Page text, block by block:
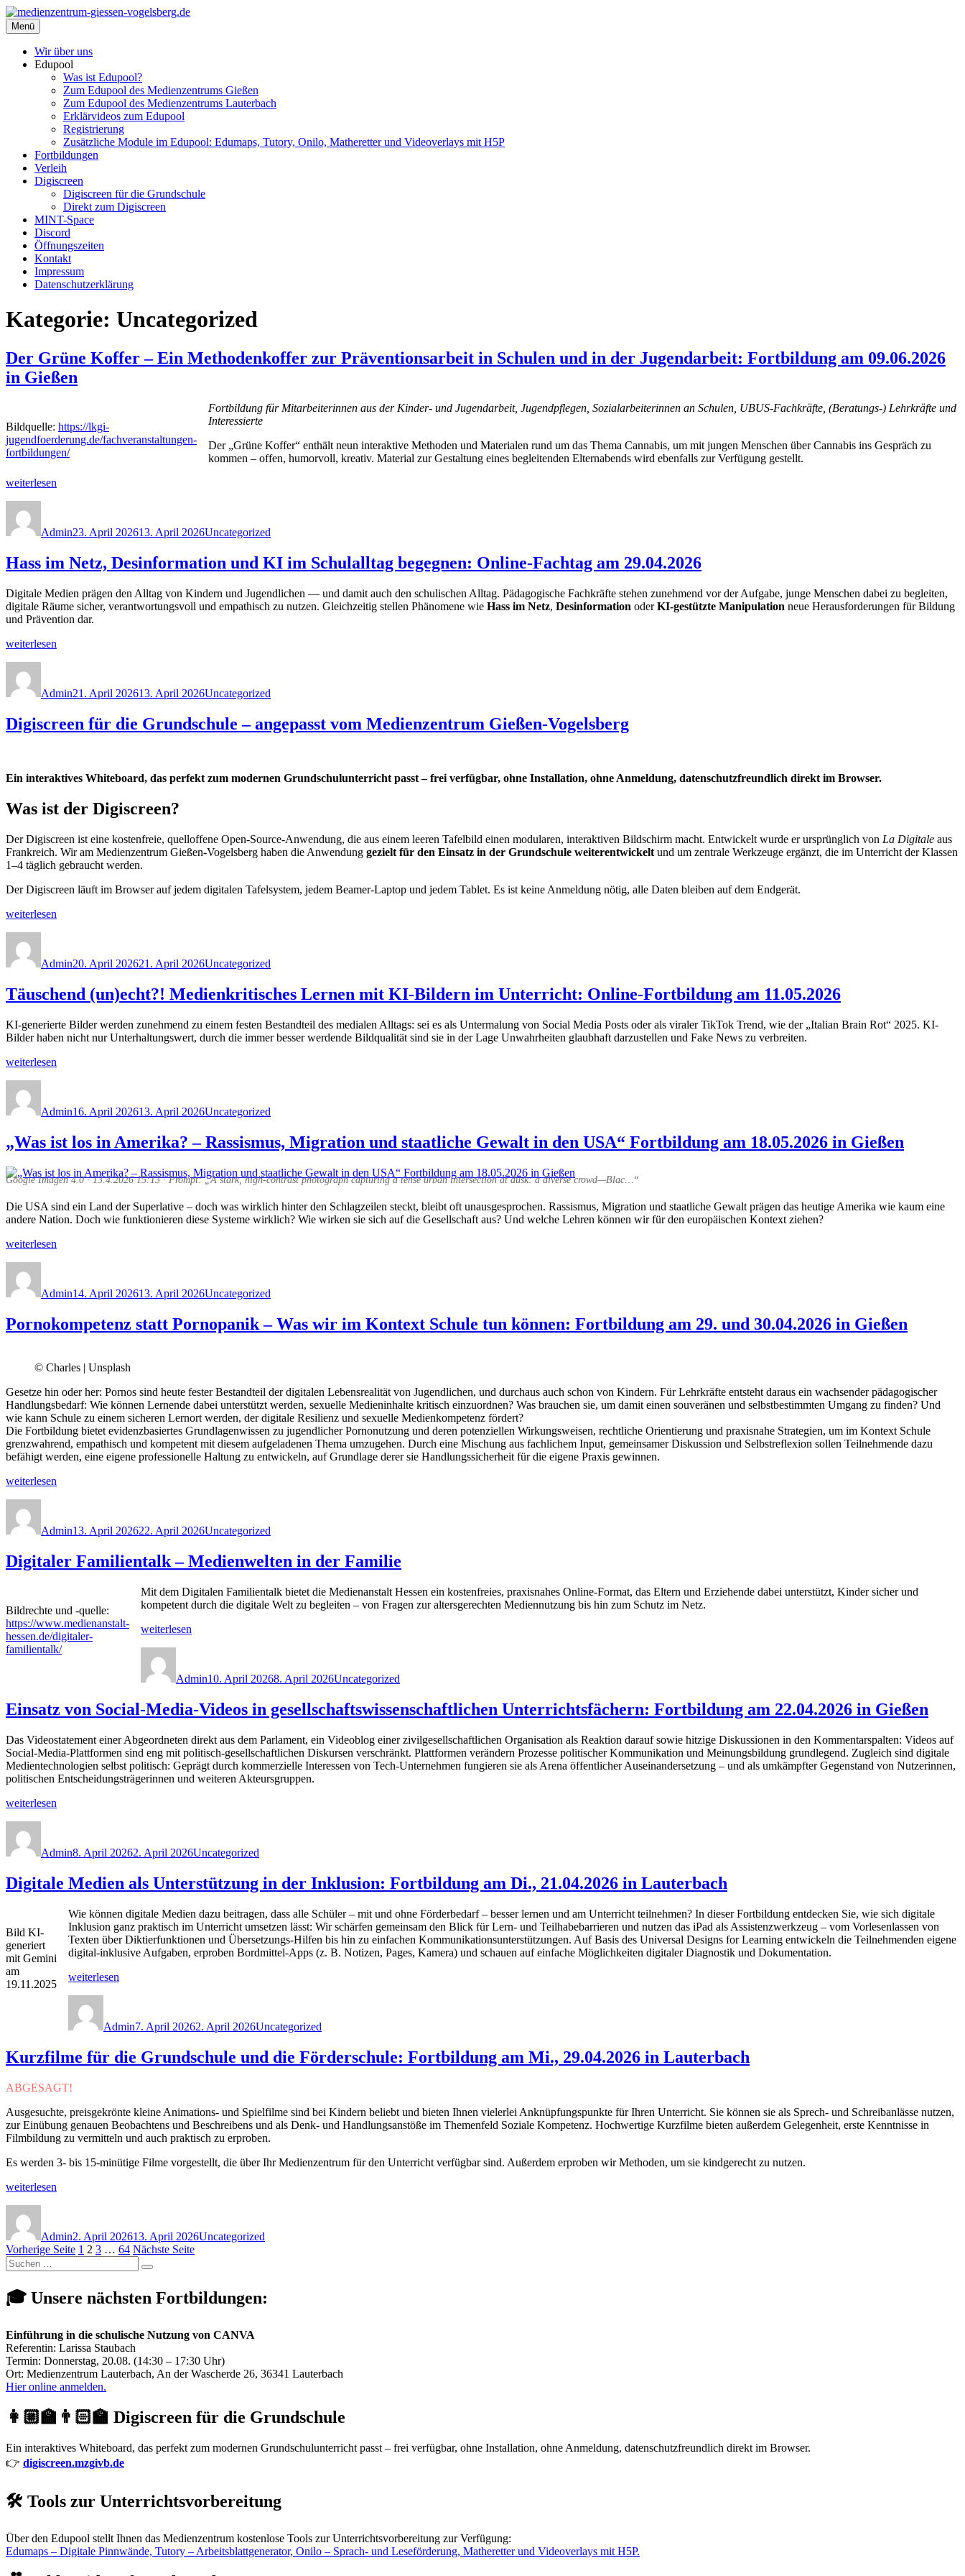
Zum
Inhalt
springen
medienzentrum-giessen-vogelsberg.de
Regionales Medienzentrum Gießen-Vogelsberg
Menü
Wir über uns
Edupool
Was ist Edupool?
Zum Edupool des Medienzentrums Gießen
Zum Edupool des Medienzentrums Lauterbach
Erklärvideos zum Edupool
Registrierung
Zusätzliche Module im Edupool: Edumaps, Tutory, Onilo, Matheretter und Videoverlays mit H5P
Fortbildungen
Verleih
Digiscreen
Digiscreen für die Grundschule
Direkt zum Digiscreen
MINT-Space
Discord
Öffnungszeiten
Kontakt
Impressum
Datenschutzerklärung
Kategorie: Uncategorized
Der Grüne Koffer – Ein Methodenkoffer zur Präventionsarbeit in Schulen und in der Jugendarbeit: Fortbildung am 09.06.2026
in Gießen
Bildquelle: https://lkgi-
jugendfoerderung.de/fachveranstaltungen-
fortbildungen/
Fortbildung für Mitarbeiterinnen aus der Kinder- und Jugendarbeit, Jugendpflegen, Sozialarbeiterinnen an Schulen, UBUS-Fachkräfte, (Beratungs-) Lehrkräfte und
Interessierte
Der „Grüne Koffer“ enthält neun interaktive Methoden und Materialen rund um das Thema Cannabis, um mit jungen Menschen über Cannabis ins Gespräch zu
kommen – offen, humorvoll, kreativ. Material zur Gestaltung eines begleitenden Elternabends wird ebenfalls zur Verfügung gestellt.
„Der
Koffer
Ein
zur
Präventionsarbeit
Schulen
und
in
Jugendarbeit:
Fortbildung
am
09.06.2026
Gießen“
weiterlesen
Admin23. April 202613. April 2026Uncategorized
Hass im Netz, Desinformation und KI im Schulalltag begegnen: Online-Fachtag am 29.04.2026
Digitale Medien prägen den Alltag von Kindern und Jugendlichen — und damit auch den schulischen Alltag. Pädagogische Fachkräfte stehen zunehmend vor der Aufgabe, junge Menschen dabei zu begleiten,
digitale Räume sicher, verantwortungsvoll und empathisch zu nutzen. Gleichzeitig stellen Phänomene wie Hass im Netz, Desinformation oderKI-gestützte Manipulation neue Herausforderungen für Bildung
und Prävention dar.
„Hass
Netz,
Desinformation
und
im
Schulalltag
Fachtag
am
weiterlesen
Admin21. April 202613. April 2026Uncategorized
Digiscreen für die Grundschule – angepasst vom Medienzentrum Gießen-Vogelsberg
Ein interaktives Whiteboard, das perfekt zum modernen Grundschulunterricht passt – frei verfügbar, ohne Installation, ohne Anmeldung, datenschutzfreundlich direkt im Browser.
Was ist der Digiscreen?
Der Digiscreen ist eine kostenfreie, quelloffene Open-Source-Anwendung, die aus einem leeren Tafelbild einen modularen, interaktiven Bildschirm macht. Entwickelt wurde er ursprünglich von La Digitale aus
Frankreich. Wir am Medienzentrum Gießen-Vogelsberg haben die Anwendung gezielt für den Einsatz in der Grundschule weiterentwickelt und um zentrale Werkzeuge ergänzt, die im Unterricht der Klassen
1–4 täglich gebraucht werden.
Der Digiscreen läuft im Browser auf jedem digitalen Tafelsystem, jedem Beamer-Laptop und jedem Tablet. Es ist keine Anmeldung nötig, alle Daten bleiben auf dem Endgerät.
„Digiscreen
Grundschule
–
vom
Medienzentrum
Vogelsberg“
weiterlesen
Admin20. April 202621. April 2026Uncategorized
Täuschend (un)echt?! Medienkritisches Lernen mit KI-Bildern im Unterricht: Online-Fortbildung am 11.05.2026
KI-generierte Bilder werden zunehmend zu einem festen Bestandteil des medialen Alltags: sei es als Untermalung von Social Media Posts oder als viraler TikTok Trend, wie der „Italian Brain Rot“ 2025. KI-
Bilder haben nicht nur Unterhaltungswert, durch die immer besser werdende Bildqualität sind sie in der Lage Unwahrheiten glaubhaft darzustellen und Fake News zu verbreiten.
„Täuschend
Medienkritisches
Lernen
mit
Bildern
im
Unterricht:
Online-
am
11.05.2026“
weiterlesen
Admin16. April 202613. April 2026Uncategorized
„Was ist los in Amerika? – Rassismus, Migration und staatliche Gewalt in den USA“ Fortbildung am 18.05.2026 in Gießen
Google Imagen 4.0 · 13.4.2026 15:13 · Prompt: „A stark, high-contrast photograph capturing a tense urban intersection at dusk: a diverse crowd—Blac…“
Die USA sind ein Land der Superlative – doch was wirklich hinter den Schlagzeilen steckt, bleibt oft unausgesprochen. Rassismus, Migration und staatliche Gewalt prägen das heutige Amerika wie kaum eine
andere Nation. Doch wie funktionieren diese Systeme wirklich? Wie wirken sie sich auf die Gesellschaft aus? Und welche Lehren können wir für den europäischen Kontext ziehen?
„„Was
Amerika?
Rassismus,
Migration
Gewalt
in
den
USA“
Fortbildung
am
18.05.2026
in
Gießen“
weiterlesen
Admin14. April 202613. April 2026Uncategorized
Pornokompetenz statt Pornopanik – Was wir im Kontext Schule tun können: Fortbildung am 29. und 30.04.2026 in Gießen
© Charles | Unsplash
Gesetze hin oder her: Pornos sind heute fester Bestandteil der digitalen Lebensrealität von Jugendlichen, und durchaus auch schon von Kindern. Für Lehrkräfte entsteht daraus ein wachsender pädagogischer
Handlungsbedarf: Wie können Lernende dabei unterstützt werden, sexuelle Medieninhalte kritisch einzuordnen? Was brauchen sie, um damit einen souveränen und selbstbestimmten Umgang zu finden? Und
wie kann Schule zu einem sicheren Lernort werden, der digitale Resilienz und sexuelle Medienkompetenz fördert?
Die Fortbildung bietet evidenzbasiertes Grundlagenwissen zu jugendlicher Pornonutzung und deren potenziellen Wirkungsweisen, rechtliche Orientierung und praxisnahe Strategien, um im Kontext Schule
grenzwahrend, empathisch und kompetent mit diesem aufgeladenen Thema umzugehen. Durch eine Mischung aus fachlichem Input, gemeinsamer Diskussion und Selbstreflexion sollen Teilnehmende dazu
befähigt werden, eine eigene professionelle Haltung zu entwickeln, auf Grundlage derer sie Handlungssicherheit für die eigene Praxis gewinnen.
„Pornokompetenz
Pornopanik
Was
im
Kontext
können:
Fortbildung
am
29.
Gießen“
weiterlesen
Admin13. April 202622. April 2026Uncategorized
Digitaler Familientalk – Medienwelten in der Familie
Bildrechte und -quelle:
https://www.medienanstalt-
hessen.de/digitaler-
familientalk/
Mit dem Digitalen Familientalk bietet die Medienanstalt Hessen ein kostenfreies, praxisnahes Online-Format, das Eltern und Erziehende dabei unterstützt, Kinder sicher und
kompetent durch die digitale Welt zu begleiten – von Fragen zur altersgerechten Mediennutzung bis hin zum Schutz im Netz.
„Digitaler
Medienwelten
in
Familie“
weiterlesen
Admin10. April 20268. April 2026Uncategorized
Einsatz von Social-Media-Videos in gesellschaftswissenschaftlichen Unterrichtsfächern: Fortbildung am 22.04.2026 in Gießen
Das Videostatement einer Abgeordneten direkt aus dem Parlament, ein Videoblog einer zivilgesellschaftlichen Organisation als Reaktion darauf sowie hitzige Diskussionen in den Kommentarspalten: Videos auf
Social-Media-Plattformen sind eng mit politisch-gesellschaftlich​en Diskursen verschränkt. Plattformen verändern Prozesse politischer Kommunikation und Meinungsbildung grundlegend. Zugleich sind digitale
Medientechnologien selbst politisch: Geprägt durch kommerzielle Interessen von Tech-Unternehmen fungieren sie als Arena öffentlicher Auseinandersetzung – und als umkämpfter Gegenstand von Nutzerinnen,
politischen Entscheidungsträgerinnen und weiteren Akteursgruppen.
„Einsatz
Social-
Media-
Videos
gesellschaftswissenschaftlichen
Unterrichtsfächern:
22.04.2026
in
Gießen“
weiterlesen
Admin8. April 20262. April 2026Uncategorized
Digitale Medien als Unterstützung in der Inklusion: Fortbildung am Di., 21.04.2026 in Lauterbach
Bild KI-
generiert
mit Gemini
am
19.11.2025
Wie können digitale Medien dazu beitragen, dass alle Schüler – mit und ohne Förderbedarf – besser lernen und am Unterricht teilnehmen? In dieser Fortbildung entdecken Sie, wie sich digitale
Inklusion ganz praktisch im Unterricht umsetzen lässt: Wir schärfen gemeinsam den Blick für Lern- und Teilhabebarrieren und nutzen das iPad als Assistenzwerkzeug – vom Vorlesenlassen von
Texten über Diktierfunktionen und Übersetzungs-Hilfen bis hin zu einfachen Kommunikationsunterstützun​gen. Auf Basis des Universal Designs for Learning entwickeln die Teilnehmenden eigene
digital-inklusive Aufgaben, erproben Bordmittel-Apps (z. B. Notizen, Pages, Kamera) und schauen auf einfache Möglichkeiten digitaler Diagnostik und Dokumentation.
„Digitale
Unterstützung
in
Inklusion:
Fortbildung
Di.,
21.04.2026
in
Lauterbach“
weiterlesen
Admin7. April 20262. April 2026Uncategorized
Kurzfilme für die Grundschule und die Förderschule: Fortbildung am Mi., 29.04.2026 in Lauterbach
ABGESAGT!
Ausgesuchte, preisgekrönte kleine Animations- und Spielfilme sind bei Kindern beliebt und bieten Ihnen vielerlei Anknüpfungspunkte für Ihren Unterricht. Sie können sie als Sprech- und Schreibanlässe nutzen,
zur Einübung genauen Beobachtens und Beschreibens und als Denk- und Handlungsanstöße im Themenfeld Soziale Kompetenz. Hochwertige Kurzfilme bieten außerdem Gelegenheit, erste Kenntnisse in
Filmbildung zu vermitteln und auch praktisch zu erproben.
Es werden 3- bis 15-minütige Filme vorgestellt, die über Ihr Medienzentrum für den Unterricht verfügbar sind. Außerdem erproben wir Methoden, um sie kindgerecht zu nutzen.
„Kurzfilme
Grundschule
und
die
Förderschule:
am
Mi.,
in
Lauterbach“
weiterlesen
Admin2. April 202613. April 2026Uncategorized
Seitennummerierung
der
Beiträge
Vorherige Seite Seite
1 Seite
2 Seite
3 … Seite
64 Nächste Seite
Suchen
nach:
Suchen
🎓 Unsere nächsten Fortbildungen:
Einführung in die schulische Nutzung von CANVA
Referentin: Larissa Staubach
Termin: Donnerstag, 20.08. (14:30 – 17:30 Uhr)
Ort: Medienzentrum Lauterbach, An der Wascherde 26, 36341 Lauterbach
Hier online anmelden.
👩🏼‍🏫👨🏻‍🏫 Digiscreen für die Grundschule
Ein interaktives Whiteboard, das perfekt zum modernen Grundschulunterricht passt – frei verfügbar, ohne Installation, ohne Anmeldung, datenschutzfreundlich direkt im Browser.
👉 digiscreen.mzgivb.de
🛠️ Tools zur Unterrichtsvorbereitung
Über den Edupool stellt Ihnen das Medienzentrum kostenlose Tools zur Unterrichtsvorbereitung zur Verfügung:
Edumaps – Digitale Pinnwände, Tutory – Arbeitsblattgenerator, Onilo – Sprach- und Leseförderung, Matheretter und Videoverlays mit H5P.